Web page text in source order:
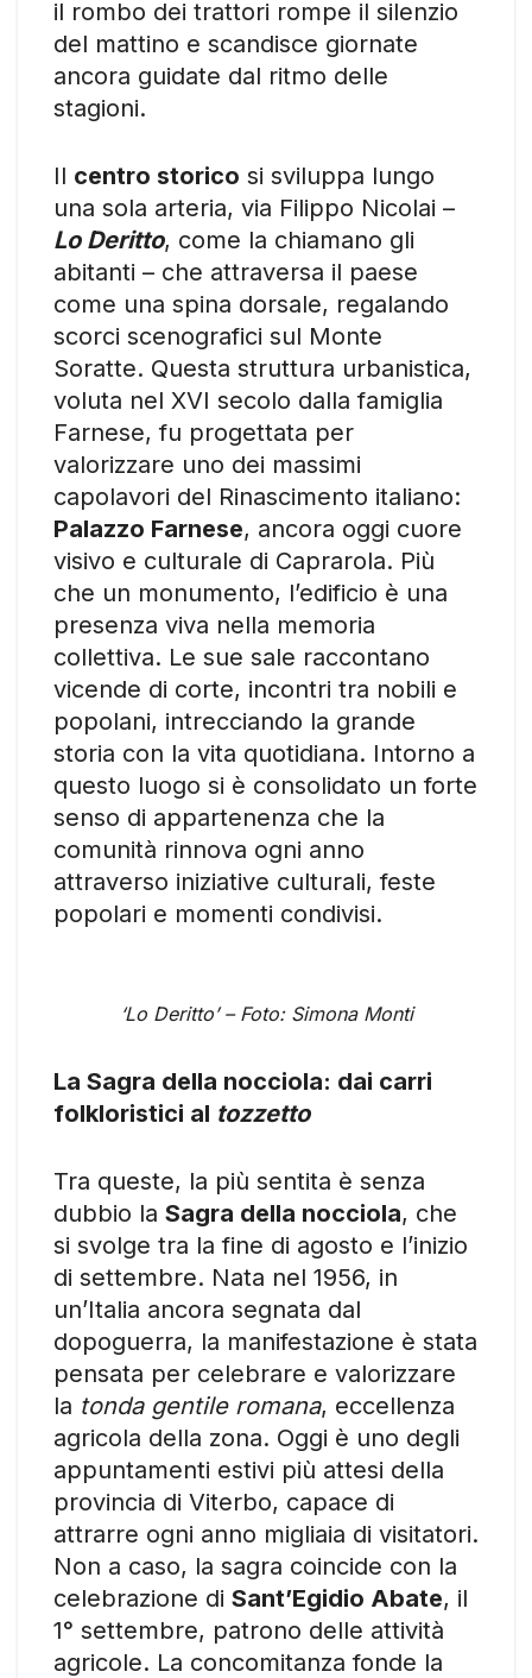
il rombo dei trattori rompe il silenzio
del mattino e scandisce giornate
ancora guidate dal ritmo delle
stagioni.
Il centro storico si sviluppa lungo
una sola arteria, via Filippo Nicolai –
Lo Deritto, come la chiamano gli
abitanti – che attraversa il paese
come una spina dorsale, regalando
scorci scenografici sul Monte
Soratte. Questa struttura urbanistica,
voluta nel XVI secolo dalla famiglia
Farnese, fu progettata per
valorizzare uno dei massimi
capolavori del Rinascimento italiano:
Palazzo Farnese, ancora oggi cuore
visivo e culturale di Caprarola. Più
che un monumento, l’edificio è una
presenza viva nella memoria
collettiva. Le sue sale raccontano
vicende di corte, incontri tra nobili e
popolani, intrecciando la grande
storia con la vita quotidiana. Intorno a
questo luogo si è consolidato un forte
senso di appartenenza che la
comunità rinnova ogni anno
attraverso iniziative culturali, feste
popolari e momenti condivisi.
‘Lo Deritto’ – Foto: Simona Monti
La Sagra della nocciola: dai carri
folkloristici al tozzetto
Tra queste, la più sentita è senza
dubbio la Sagra della nocciola, che
si svolge tra la fine di agosto e l’inizio
di settembre. Nata nel 1956, in
un’Italia ancora segnata dal
dopoguerra, la manifestazione è stata
pensata per celebrare e valorizzare
la tonda gentile romana, eccellenza
agricola della zona. Oggi è uno degli
appuntamenti estivi più attesi della
provincia di Viterbo, capace di
attrarre ogni anno migliaia di visitatori.
Non a caso, la sagra coincide con la
celebrazione di Sant’Egidio Abate, il
1° settembre, patrono delle attività
agricole. La concomitanza fonde la